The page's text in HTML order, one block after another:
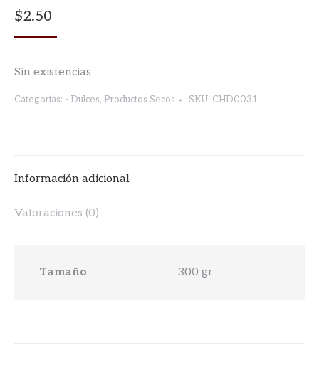
$2.50
Sin existencias
Categorías: - Dulces, Productos Secos SKU: CHD0031
Información adicional
Valoraciones (0)
Tamaño 300 gr